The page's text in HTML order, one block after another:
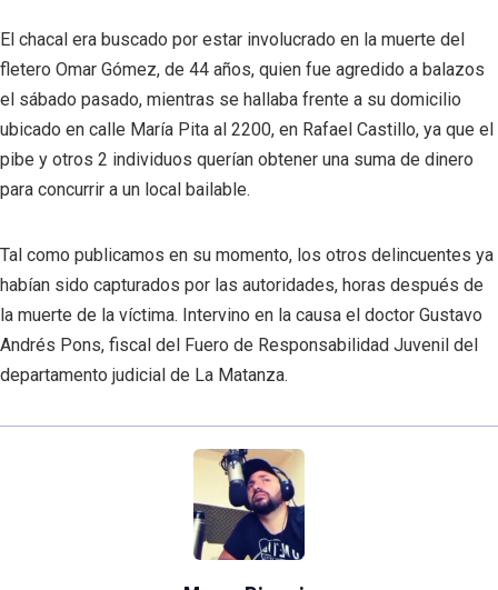
El chacal era buscado por estar involucrado en la muerte del
fletero Omar Gómez, de 44 años, quien fue agredido a balazos
el sábado pasado, mientras se hallaba frente a su domicilio
ubicado en calle María Pita al 2200, en Rafael Castillo, ya que el
pibe y otros 2 individuos querían obtener una suma de dinero
para concurrir a un local bailable.
Tal como publicamos en su momento, los otros delincuentes ya
habían sido capturados por las autoridades, horas después de
la muerte de la víctima. Intervino en la causa el doctor Gustavo
Andrés Pons, fiscal del Fuero de Responsabilidad Juvenil del
departamento judicial de La Matanza.